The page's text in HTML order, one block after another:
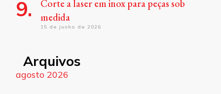
Corte a laser em inox para peças sob
medida
15 de junho de 2026
Arquivos
agosto 2026